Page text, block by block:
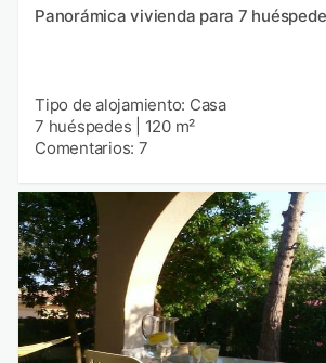
Panorámica vivienda para 7
Tipo de alojamiento: Casa
7 huéspedes
120 m²
Comentarios: 7